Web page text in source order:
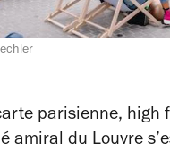
parisienne, high
amiral du Louvre